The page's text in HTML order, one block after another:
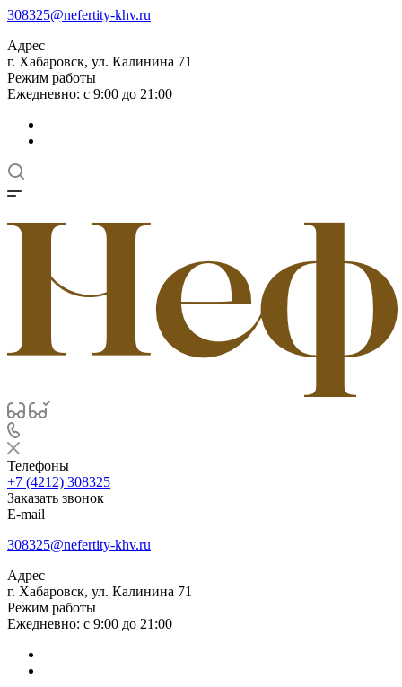
308325@nefertity-khv.ru
Адрес
г. Хабаровск, ул. Калинина 71
Режим работы
Ежедневно: с 9:00 до 21:00
Телефоны
+7 (4212) 308325
Заказать звонок
E-mail
308325@nefertity-khv.ru
Адрес
г. Хабаровск, ул. Калинина 71
Режим работы
Ежедневно: с 9:00 до 21:00